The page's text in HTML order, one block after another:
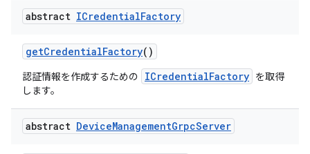
abstract ICredentialFactory
getCredentialFactory()
認証情報を作成するための ICredentialFactory を取得
します。
abstract DeviceManagementGrpcServer